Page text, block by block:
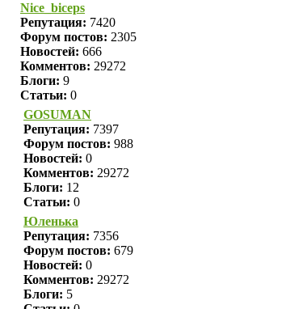
Nice_biceps
Репутация: 7420
Форум постов: 2305
Новостей: 666
Комментов: 29272
Блоги: 9
Статьи: 0
GOSUMAN
Репутация: 7397
Форум постов: 988
Новостей: 0
Комментов: 29272
Блоги: 12
Статьи: 0
Юленька
Репутация: 7356
Форум постов: 679
Новостей: 0
Комментов: 29272
Блоги: 5